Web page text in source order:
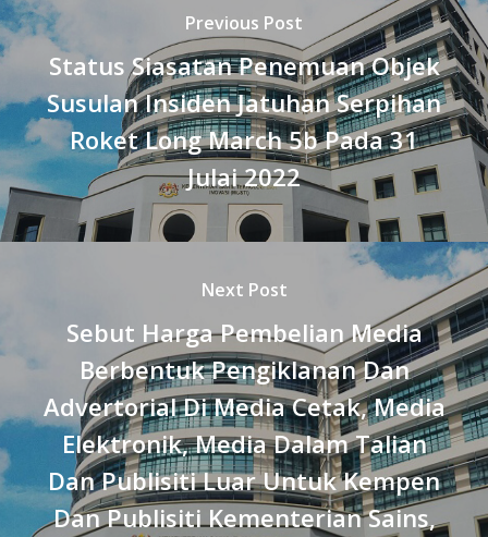
Previous Post
Status Siasatan Penemuan Objek
Susulan Insiden Jatuhan Serpihan
Roket Long March 5b Pada 31
Julai 2022
Next Post
Sebut Harga Pembelian Media
Berbentuk Pengiklanan Dan
Advertorial Di Media Cetak, Media
Elektronik, Media Dalam Talian
Dan Publisiti Luar Untuk Kempen
Dan Publisiti Kementerian Sains,